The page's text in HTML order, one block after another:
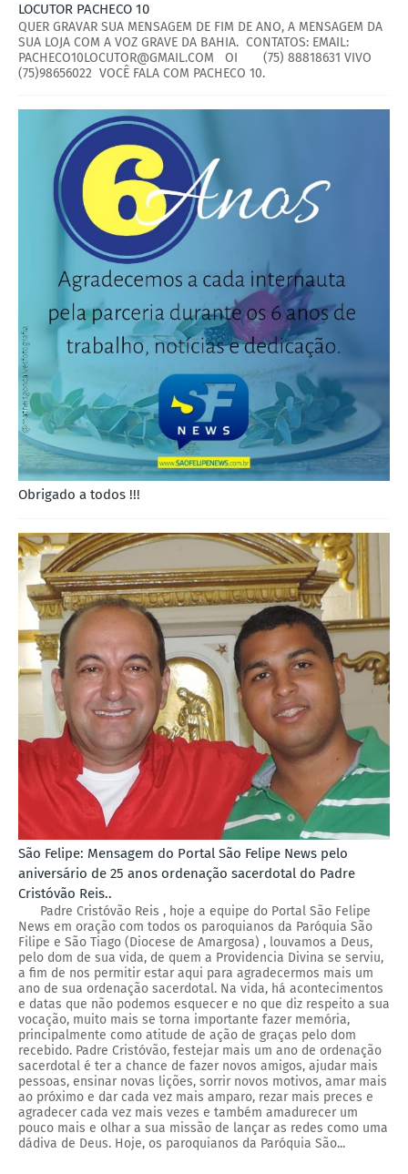
LOCUTOR PACHECO 10
QUER GRAVAR SUA MENSAGEM DE FIM DE ANO, A MENSAGEM DA
SUA LOJA COM A VOZ GRAVE DA BAHIA. CONTATOS: EMAIL:
PACHECO10LOCUTOR@GMAIL.COM OI (75) 88818631 VIVO
(75)98656022 VOCÊ FALA COM PACHECO 10.
Obrigado a todos !!!
São Felipe: Mensagem do Portal São Felipe News pelo
aniversário de 25 anos ordenação sacerdotal do Padre
Cristóvão Reis..
Padre Cristóvão Reis , hoje a equipe do Portal São Felipe
News em oração com todos os paroquianos da Paróquia São
Filipe e São Tiago (Diocese de Amargosa) , louvamos a Deus,
pelo dom de sua vida, de quem a Providencia Divina se serviu,
a fim de nos permitir estar aqui para agradecermos mais um
ano de sua ordenação sacerdotal. Na vida, há acontecimentos
e datas que não podemos esquecer e no que diz respeito a sua
vocação, muito mais se torna importante fazer memória,
principalmente como atitude de ação de graças pelo dom
recebido. Padre Cristóvão, festejar mais um ano de ordenação
sacerdotal é ter a chance de fazer novos amigos, ajudar mais
pessoas, ensinar novas lições, sorrir novos motivos, amar mais
ao próximo e dar cada vez mais amparo, rezar mais preces e
agradecer cada vez mais vezes e também amadurecer um
pouco mais e olhar a sua missão de lançar as redes como uma
dádiva de Deus. Hoje, os paroquianos da Paróquia São...